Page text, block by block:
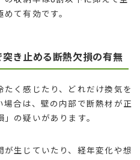
て有効です。
き止める断熱欠損の有無
く感じたり、どれだけ換気を
合は、壁の内部で断熱材が正
の疑いがあります。
生じていたり、経年変化や想